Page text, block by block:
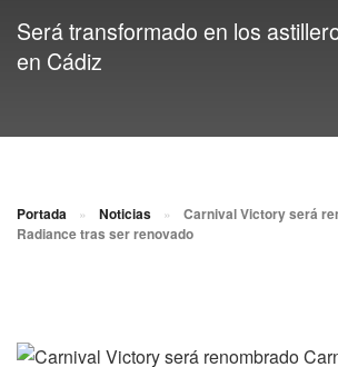
Será transformado en los
en Cádiz
Portada » Noticias »
Carnival Victory será
Radiance tras ser renovado